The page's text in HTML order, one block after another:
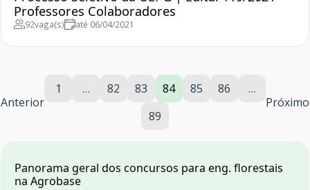
Professores Colaboradores
92vaga(s) até 06/04/2021
Anterior
1 … 82 83 84 85 86
…
89
Próximo
Panorama geral dos concursos para eng. florestais
na Agrobase